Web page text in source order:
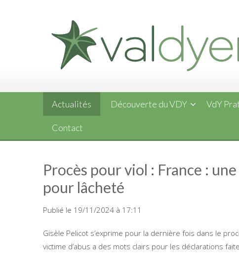
Actualités Découverte du VDY VdY
Contact
Procès pour viol : France :
pour lâcheté
Publié le 19/11/2024 à 17:11
Gisèle Pelicot s’exprime pour la dernière fois dans le
victime d’abus a des mots clairs pour les déclarations